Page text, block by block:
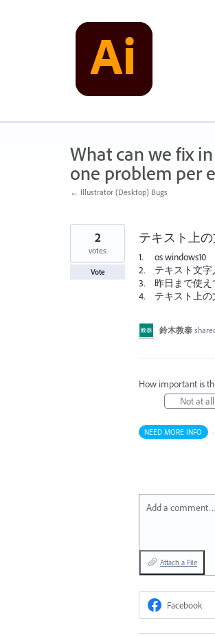
What can we fix
one problem per
← Illustrator (Desktop) Bugs
テキスト上
1. os windows10
2. テキスト文字
3. 昨日まで使え
4. テキスト上の
2
votes
Vote
鈴木教泰
How important is
Not at all
NEED MORE INFO ·
Add a comment…
Attach a File
Facebook